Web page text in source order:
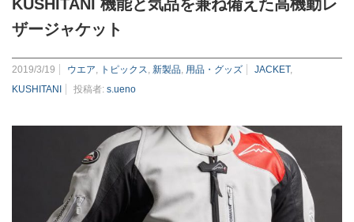
KUSHITANI 機能と気品を兼ね備えた高機動レ
ザージャケット
2019/3/19 ウエア トピックス 新製品 用品・グッズ JACKET,
KUSHITANI
投稿者: s.ueno